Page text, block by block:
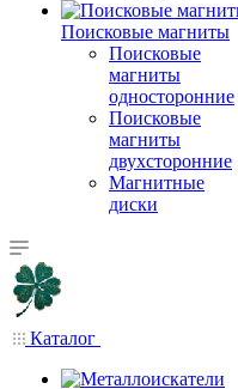
Поисковые магниты
Поисковые
магниты
односторонние
Поисковые
магниты
двухсторонние
Магнитные
диски
Каталог